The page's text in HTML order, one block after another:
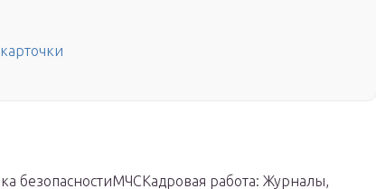
безопасностиМЧСКадровая работа: Журналы,